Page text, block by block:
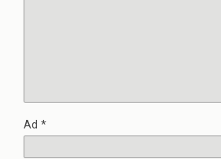
Ad *